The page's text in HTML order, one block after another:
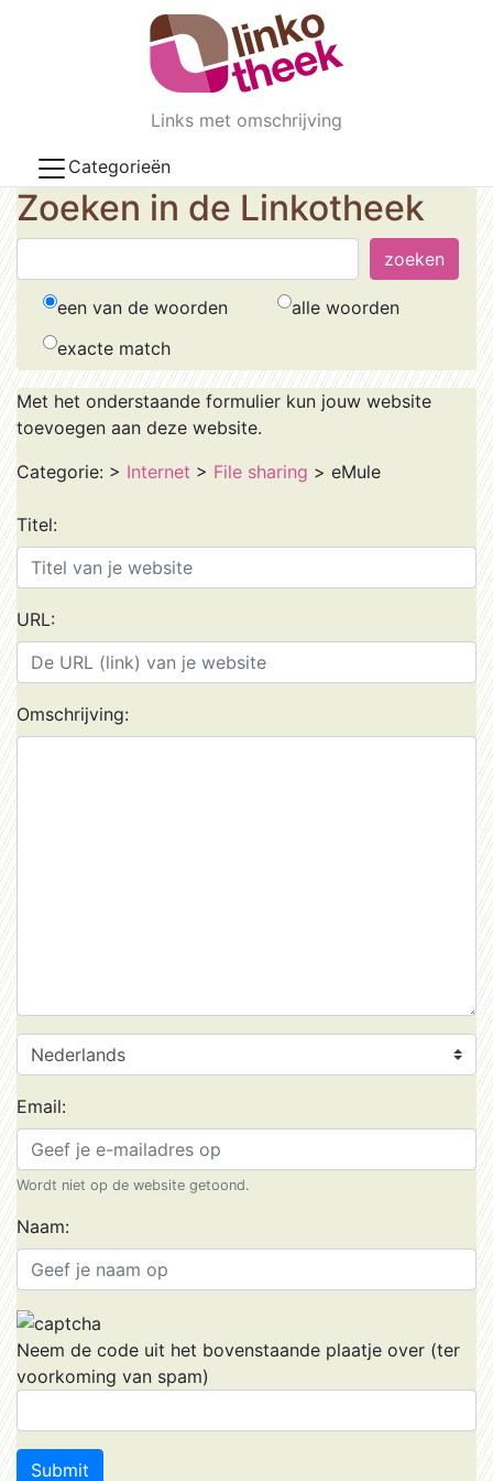
Skip to main content
Links met omschrijving
Categorieën
Zoeken in de Linkotheek
een van de woorden
alle woorden
exacte match
Met het onderstaande formulier kun jouw website
toevoegen aan deze website.
Categorie: > Internet > File sharing > eMule
Titel:
URL:
Omschrijving:
Email:
Wordt niet op de website getoond.
Naam:
Neem de code uit het bovenstaande plaatje over (ter
voorkoming van spam)
Submit